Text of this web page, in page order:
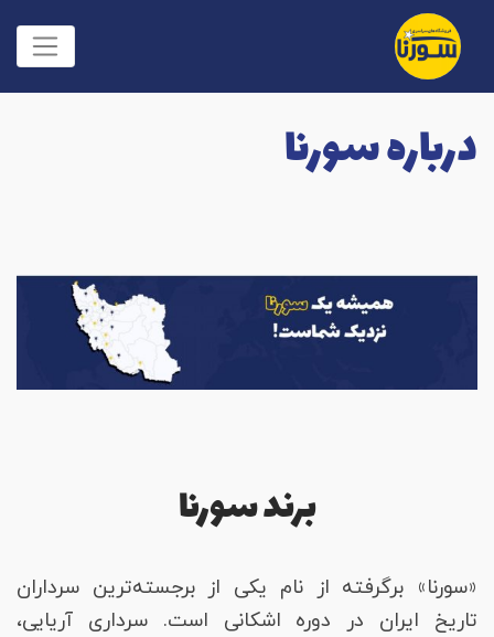
درباره سورنا
برند سورنا
«سورنا» برگرفته از نام یکی از برجسته‌ترین سرداران
تاریخ ایران در دوره اشکانی است. سرداری آریایی،